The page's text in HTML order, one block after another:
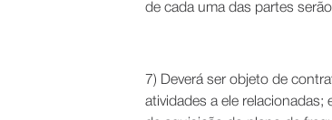
de cada uma das partes
7) Deverá ser objeto de
atividades a ele